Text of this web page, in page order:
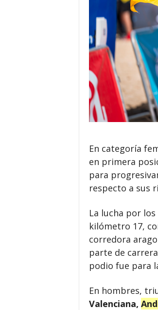
En categoría
en primera
para
respecto a sus
La lucha por
kilómetro 17,
corredora
parte de
podio fue para
En hombres,
Valenciana,